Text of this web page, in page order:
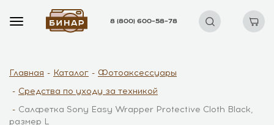
8 (800) 600–58–78
Главная Каталог
Фотоаксессуары
Средства по уходу за техникой
Салфетка Sony Easy Wrapper Protective Cloth Black,
размер L